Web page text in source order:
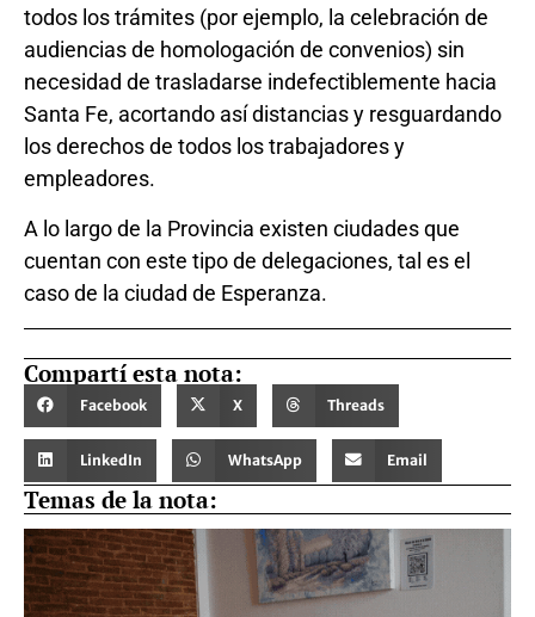
todos los trámites (por ejemplo, la celebración de
audiencias de homologación de convenios) sin
necesidad de trasladarse indefectiblemente hacia
Santa Fe, acortando así distancias y resguardando
los derechos de todos los trabajadores y
empleadores.
A lo largo de la Provincia existen ciudades que
cuentan con este tipo de delegaciones, tal es el
caso de la ciudad de Esperanza.
Compartí esta nota:
Facebook X Threads
LinkedIn WhatsApp Email
Temas de la nota: